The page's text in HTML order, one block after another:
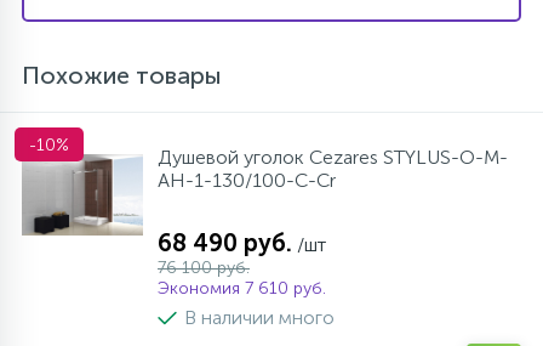
Похожие товары
-10%
Душевой уголок Cezares STYLUS-O-M-
AH-1-130/100-C-Cr
68 490 руб. /шт
76 100 руб.
Экономия 7 610 руб.
В наличии много